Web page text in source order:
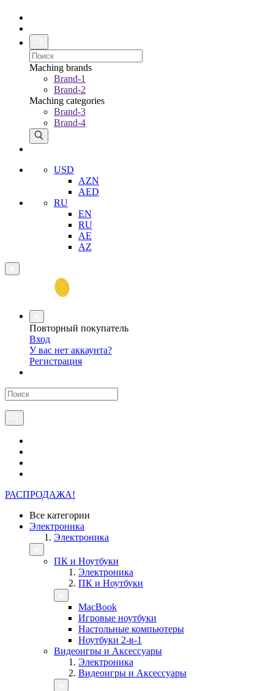
Maching brands
Brand-1
Brand-2
Maching categories
Brand-3
Brand-4
USD
AZN
AED
RU
EN
RU
AE
AZ
Повторный покупатель
Вход
У вас нет аккаунта?
Регистрация
РАСПРОДАЖА!
Все категории
Электроника
Электроника
ПК и Ноутбуки
Электроника
ПК и Ноутбуки
MacBook
Игровые ноутбуки
Настольные компьютеры
Ноутбуки 2-в-1
Видеоигры и Аксессуары
Электроника
Видеоигры и Аксессуары